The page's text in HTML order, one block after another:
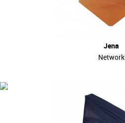
Jena
Network